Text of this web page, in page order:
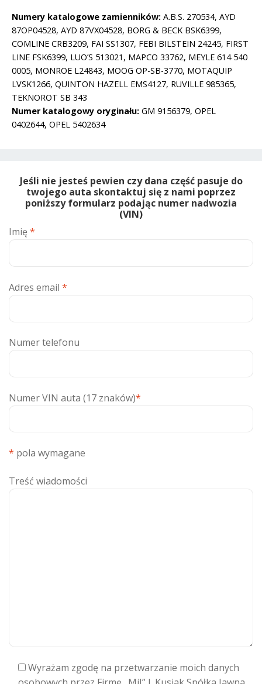
Numery katalogowe zamienników: A.B.S. 270534, AYD
87OP04528, AYD 87VX04528, BORG & BECK BSK6399,
COMLINE CRB3209, FAI SS1307, FEBI BILSTEIN 24245, FIRST
LINE FSK6399, LUO’S 513021, MAPCO 33762, MEYLE 614 540
0005, MONROE L24843, MOOG OP-SB-3770, MOTAQUIP
LVSK1266, QUINTON HAZELL EMS4127, RUVILLE 985365,
TEKNOROT SB 343
Numer katalogowy oryginału: GM 9156379, OPEL
0402644, OPEL 5402634
Jeśli nie jesteś pewien czy dana część pasuje do
twojego auta skontaktuj się z nami poprzez
poniższy formularz podając numer nadwozia
(VIN)
Imię *
Adres email *
Numer telefonu
Numer VIN auta (17 znaków)*
* pola wymagane
Treść wiadomości
Wyrażam zgodę na przetwarzanie moich danych